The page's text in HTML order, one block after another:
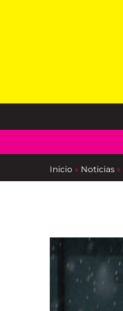
Inicio » Noticias »